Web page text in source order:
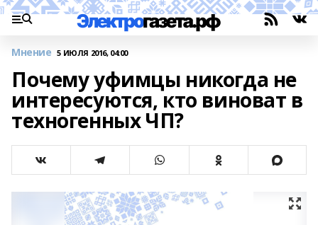
Мнение 5 ИЮЛЯ 2016, 04:00
Почему уфимцы никогда не
интересуются, кто виноват в
техногенных ЧП?